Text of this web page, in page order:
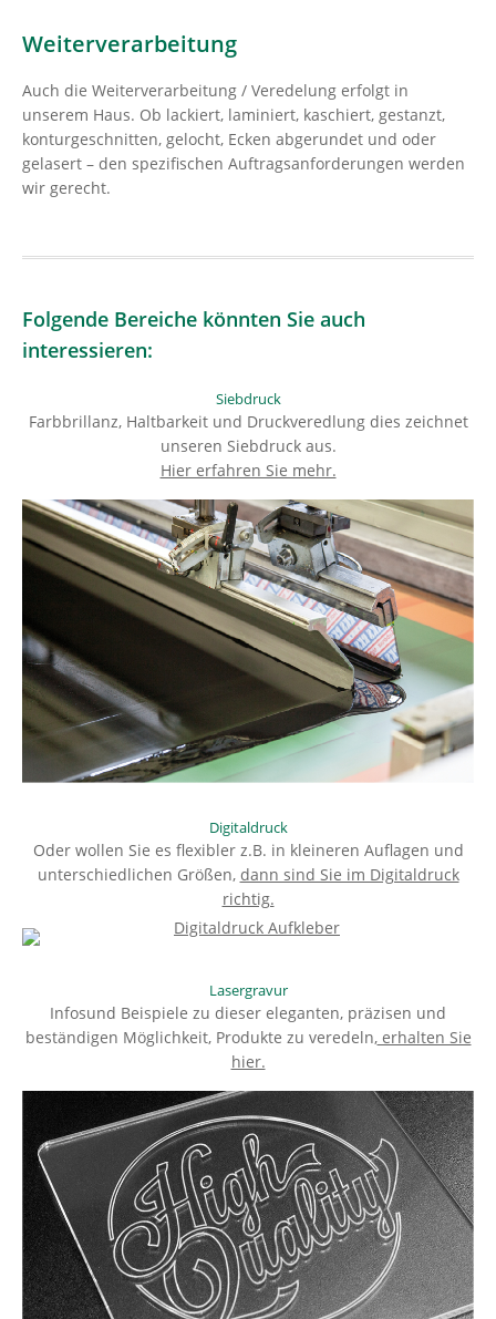
Weiterverarbeitung
Auch die Weiterverarbeitung / Veredelung erfolgt in
unserem Haus. Ob lackiert, laminiert, kaschiert, gestanzt,
konturgeschnitten, gelocht, Ecken abgerundet und oder
gelasert – den spezifischen Auftragsanforderungen werden
wir gerecht.
Folgende Bereiche könnten Sie auch
interessieren:
Siebdruck
Farbbrillanz, Haltbarkeit und Druckveredlung dies zeichnet
unseren Siebdruck aus.
Hier erfahren Sie mehr.
Digitaldruck
Oder wollen Sie es flexibler z.B. in kleineren Auflagen und
unterschiedlichen Größen, dann sind Sie im Digitaldruck
richtig.
Lasergravur
Infosund Beispiele zu dieser eleganten, präzisen und
beständigen Möglichkeit, Produkte zu veredeln,erhalten Sie
hier.